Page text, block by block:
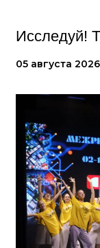
Исследуй!
05 августа